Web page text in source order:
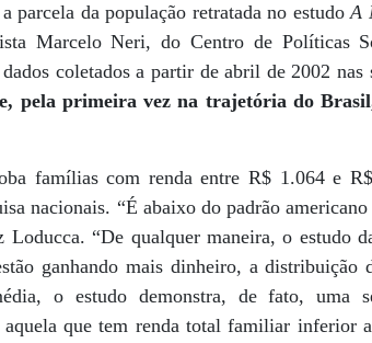
parcela da população retratada no estudoA
Marcelo Neri, do Centro de Políticas
coletados a partir de abril de 2002 nas
pela primeira vez na trajetória do
famílias com renda entre R$ 1.064 e
nacionais. “É abaixo do padrão
“De qualquer maneira, o estudo
ganhando mais dinheiro, a distribuição
o estudo demonstra, de fato, uma
aquela que tem renda total familiar inferior